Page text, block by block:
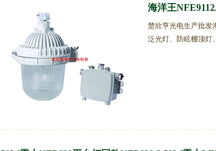
海洋王
楚欣亨光电生产批发
泛光灯、防眩棚顶灯